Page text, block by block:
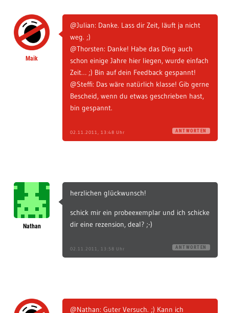
Maik
@Julian: Danke. Lass dir Zeit, läuft ja nicht
weg. ;)
@Thorsten: Danke! Habe das Ding auch
schon einige Jahre hier liegen, wurde einfach
Zeit… ;) Bin auf dein Feedback gespannt!
@Steffi: Das wäre natürlich klasse! Gib gerne
Bescheid, wenn du etwas geschrieben hast,
bin gespannt.
02.11.2011, 13:48 Uhr ANTWORTEN
Nathan
herzlichen glückwunsch!
schick mir ein probeexemplar und ich schicke
dir eine rezension, deal? ;-)
02.11.2011, 13:58 Uhr ANTWORTEN
@Nathan: Guter Versuch. ;) Kann ich